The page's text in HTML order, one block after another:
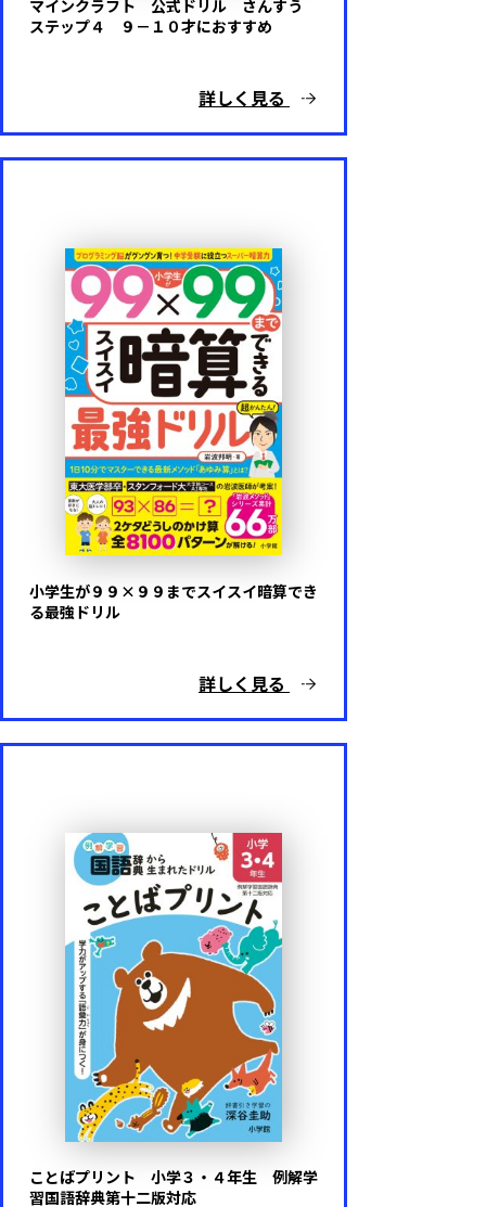
マインクラフト 公式ドリル さんすう
ステップ４ ９－１０才におすすめ
詳しく見る
小学生が９９×９９までスイスイ暗算でき
る最強ドリル
詳しく見る
ことばプリント 小学３・４年生 例解学
習国語辞典第十二版対応